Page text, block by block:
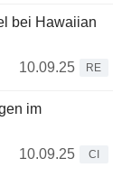
bei Hawaiian
10.09.25
RE
im
10.09.25
CI